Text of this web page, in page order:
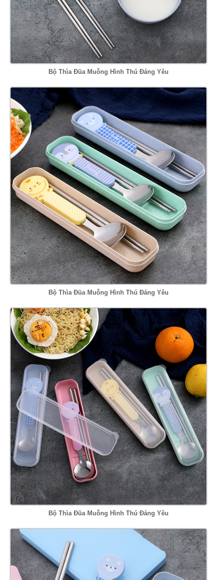
Bộ Thìa Đũa Muỗng Hình Thú Đáng Yêu
Bộ Thìa Đũa Muỗng Hình Thú Đáng Yêu
Bộ Thìa Đũa Muỗng Hình Thú Đáng Yêu